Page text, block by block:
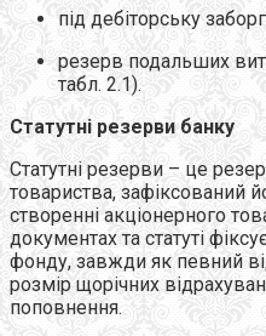
під дебіторську
резерв подальших
табл. 2.1).
Статутні резерви банку
Статутні резерви – це
товариства, зафіксований
створенні акціонерного
документах та статуті
фонду, завжди як певний
розмір щорічних
поповнення.